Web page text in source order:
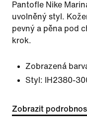
Pantofle Nike
uvolněný styl.
pevný a pěna pod
krok.
Zobrazená
Styl:
IH2380-
Zobrazit